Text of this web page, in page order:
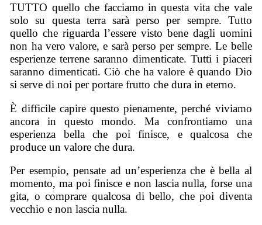
TUTTO quello che facciamo in questa vita che vale
solo su questa terra sarà perso per sempre. Tutto
quello che riguarda l’essere visto bene dagli uomini
non ha vero valore, e sarà perso per sempre. Le belle
esperienze terrene saranno dimenticate. Tutti i piaceri
saranno dimenticati. Ciò che ha valore è quando Dio
si serve di noi per portare frutto che dura in eterno.
È difficile capire questo pienamente, perché viviamo
ancora in questo mondo. Ma confrontiamo una
esperienza bella che poi finisce, e qualcosa che
produce un valore che dura.
Per esempio, pensate ad un’esperienza che è bella al
momento, ma poi finisce e non lascia nulla, forse una
gita, o comprare qualcosa di bello, che poi diventa
vecchio e non lascia nulla.